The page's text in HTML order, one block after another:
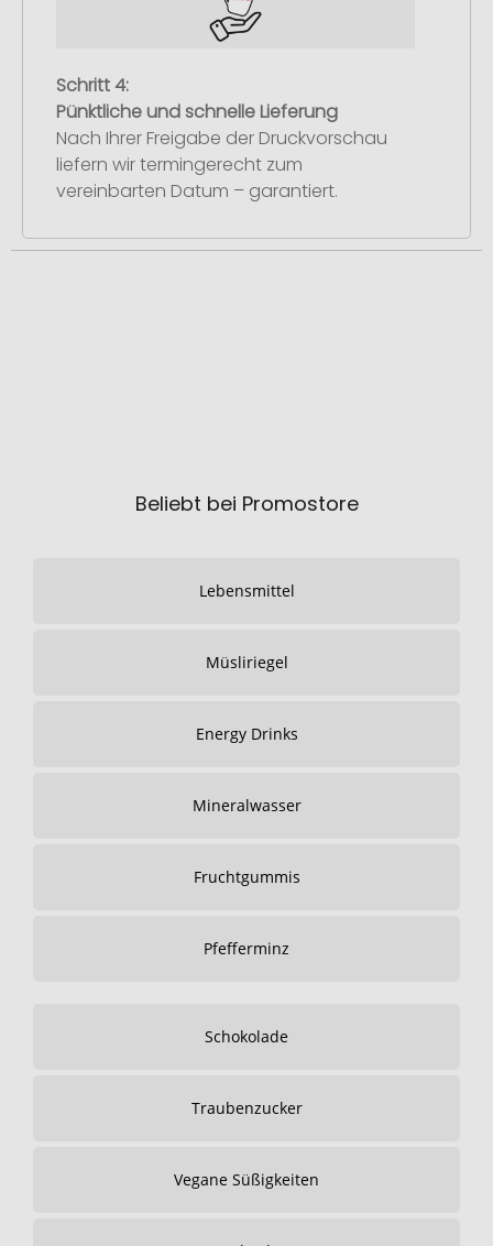
Schritt 4:
Pünktliche und schnelle Lieferung
Nach Ihrer Freigabe der Druckvorschau
liefern wir termingerecht zum
vereinbarten Datum – garantiert.
Beliebt bei Promostore
Lebensmittel
Müsliriegel
Energy Drinks
Mineralwasser
Fruchtgummis
Pfefferminz
Schokolade
Traubenzucker
Vegane Süßigkeiten